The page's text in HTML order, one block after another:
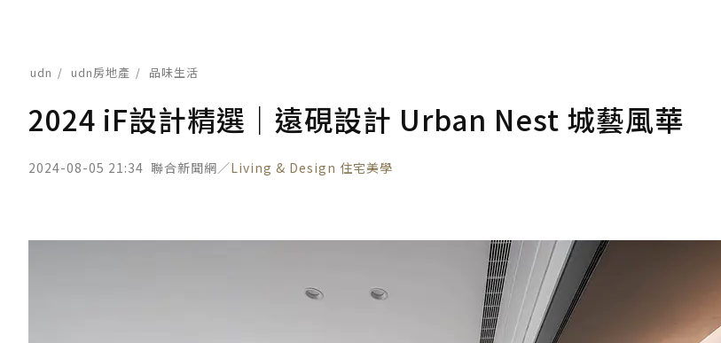
udn udn房地產 品味生活
2024 iF設計精選｜遠硯設計 Urban Nest 城藝風華
2024-08-05 21:34 聯合新聞網／Living & Design 住宅美學